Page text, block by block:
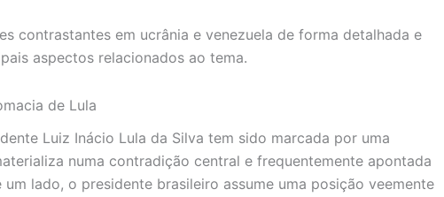
contrastantes em ucrânia e venezuela de forma detalhada e
aspectos relacionados ao tema.
de Lula
Luiz Inácio Lula da Silva tem sido marcada por uma
numa contradição central e frequentemente apontada
lado, o presidente brasileiro assume uma posição veemente